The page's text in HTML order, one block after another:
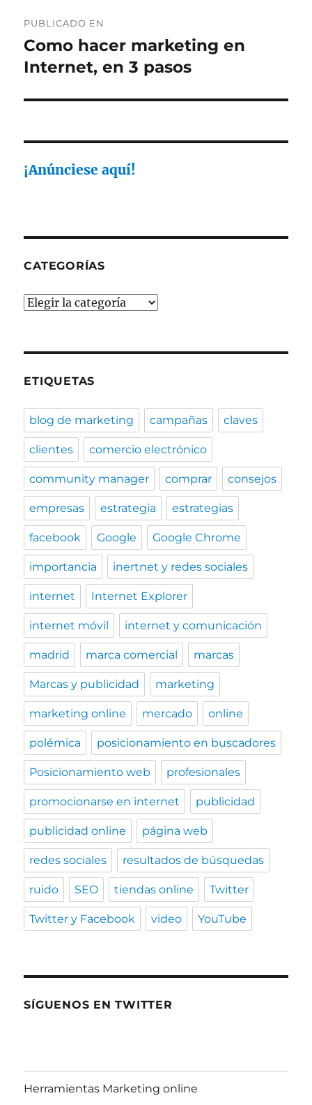
de
entradas
PUBLICADO EN
Como hacer marketing en
Internet, en 3 pasos
¡Anúnciese aquí!
CATEGORÍAS
Categorías
ETIQUETAS
blog de marketing campañas claves
clientes comercio electrónico
community manager comprar consejos
empresas estrategia estrategias
facebook Google Google Chrome
importancia inertnet y redes sociales
internet Internet Explorer
internet móvil internet y comunicación
madrid marca comercial marcas
Marcas y publicidad marketing
marketing online mercado online
polémica posicionamiento en buscadores
Posicionamiento web profesionales
promocionarse en internet publicidad
publicidad online página web
redes sociales resultados de búsquedas
ruido SEO tiendas online Twitter
Twitter y Facebook video YouTube
SÍGUENOS EN TWITTER
Herramientas Marketing online